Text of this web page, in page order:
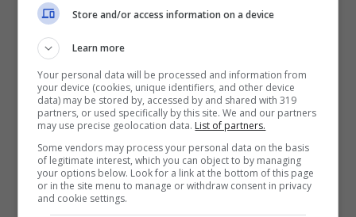
Oggi, a conclusione del dibattimento, è
arrivata la sentenza di assoluzione perché il
fatto non sussiste in favore dell’uomo,
accogliendo peraltro il collegio giudicante,
Presidente Dott.ssa Perna, a latere Tavolieri e
Sangiovanni, l’ulteriore richiesta dell’Avvocato
Cardillo Cupo di trasmettere gli atti alla
Procura affinché persegua la donna per la
Store and/or access information on a device
Learn more
Your personal data will be processed and information from
your device (cookies, unique identifiers, and other device
data) may be stored by, accessed by and shared with 319
partners, or used specifically by this site. We and our partners
may use precise geolocation data. List of partners.
Some vendors may process your personal data on the basis
of legitimate interest, which you can object to by managing
your options below. Look for a link at the bottom of this page
or in the site menu to manage or withdraw consent in privacy
and cookie settings.